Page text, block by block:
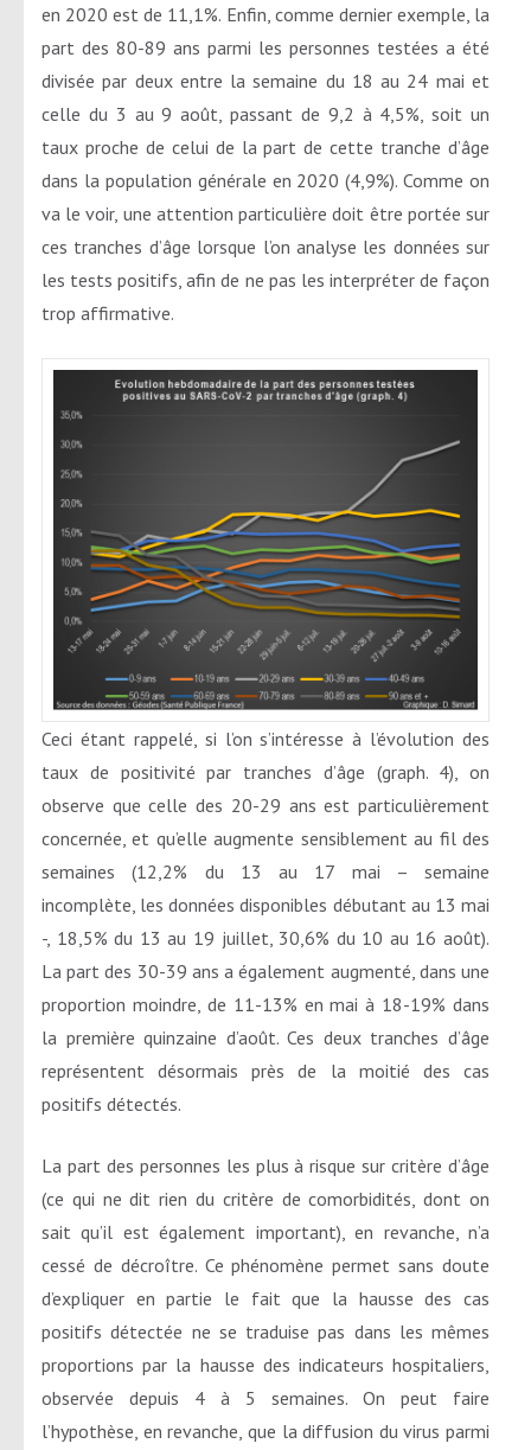
en 2020 est de 11,1%. Enfin, comme dernier exemple, la
part des 80-89 ans parmi les personnes testées a été
divisée par deux entre la semaine du 18 au 24 mai et
celle du 3 au 9 août, passant de 9,2 à 4,5%, soit un
taux proche de celui de la part de cette tranche d’âge
dans la population générale en 2020 (4,9%). Comme on
va le voir, une attention particulière doit être portée sur
ces tranches d’âge lorsque l’on analyse les données sur
les tests positifs, afin de ne pas les interpréter de façon
trop affirmative.
Ceci étant rappelé, si l’on s’intéresse à l’évolution des
taux de positivité par tranches d’âge (graph. 4), on
observe que celle des 20-29 ans est particulièrement
concernée, et qu’elle augmente sensiblement au fil des
semaines (12,2% du 13 au 17 mai – semaine
incomplète, les données disponibles débutant au 13 mai
-, 18,5% du 13 au 19 juillet, 30,6% du 10 au 16 août).
La part des 30-39 ans a également augmenté, dans une
proportion moindre, de 11-13% en mai à 18-19% dans
la première quinzaine d’août. Ces deux tranches d’âge
représentent désormais près de la moitié des cas
positifs détectés.
La part des personnes les plus à risque sur critère d’âge
(ce qui ne dit rien du critère de comorbidités, dont on
sait qu’il est également important), en revanche, n’a
cessé de décroître. Ce phénomène permet sans doute
d’expliquer en partie le fait que la hausse des cas
positifs détectée ne se traduise pas dans les mêmes
proportions par la hausse des indicateurs hospitaliers,
observée depuis 4 à 5 semaines. On peut faire
l’hypothèse, en revanche, que la diffusion du virus parmi